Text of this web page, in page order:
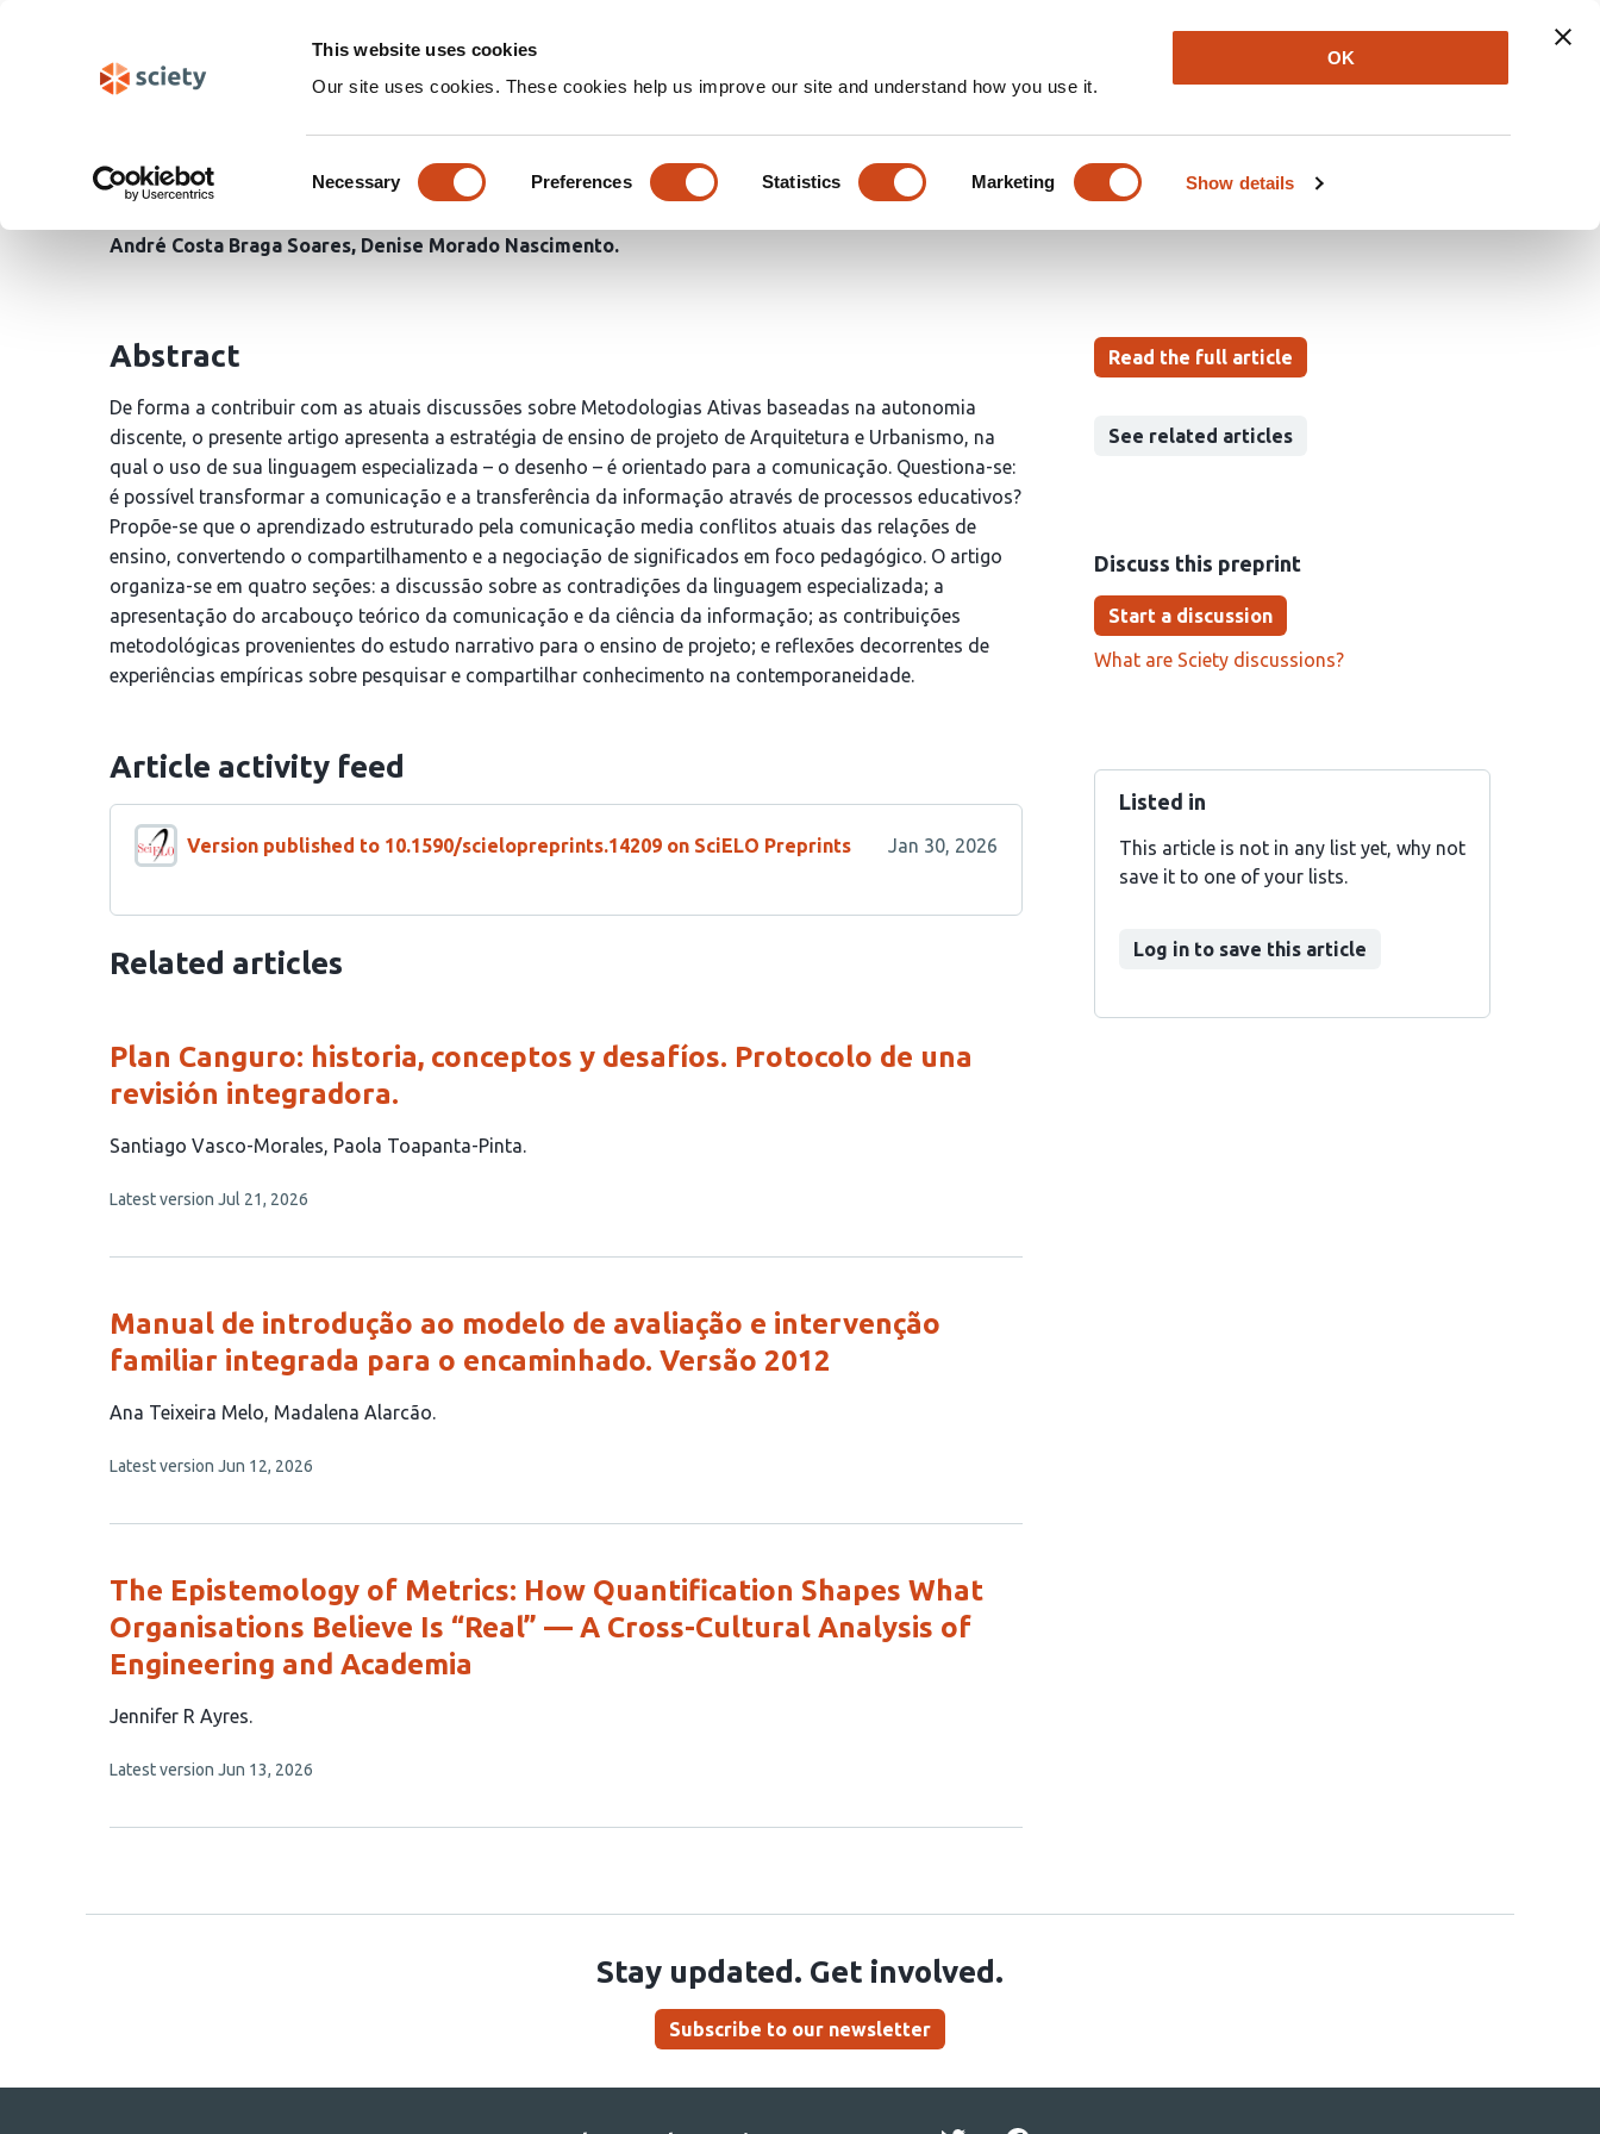
This website uses cookies
Our site uses cookies. These cookies help us improve our site and understand how you use it.
Selection
Necessary Preferences Statistics Marketing Show details
OK
Newsletter About Log In
<b>O desenho como comunicação: uma estratégia de ensino de
Arquitetura</b>
André Costa Braga Soares Denise Morado Nascimento
Read the full article
See related articles
Discuss this preprint
Start a discussion
What are Sciety discussions?
Listed in
This article is not in any list yet, why not
save it to one of your lists.
Log in to save this article
Abstract
De forma a contribuir com as atuais discussões sobre Metodologias Ativas baseadas na autonomia
discente, o presente artigo apresenta a estratégia de ensino de projeto de Arquitetura e Urbanismo, na
qual o uso de sua linguagem especializada – o desenho – é orientado para a comunicação. Questiona-se:
é possível transformar a comunicação e a transferência da informação através de processos educativos?
Propõe-se que o aprendizado estruturado pela comunicação media conflitos atuais das relações de
ensino, convertendo o compartilhamento e a negociação de significados em foco pedagógico. O artigo
organiza-se em quatro seções: a discussão sobre as contradições da linguagem especializada; a
apresentação do arcabouço teórico da comunicação e da ciência da informação; as contribuições
metodológicas provenientes do estudo narrativo para o ensino de projeto; e reflexões decorrentes de
experiências empíricas sobre pesquisar e compartilhar conhecimento na contemporaneidade.
Article activity feed
Version published to 10.1590/scielopreprints.14209 on SciELO Preprints Jan 30, 2026
Related articles
Plan Canguro: historia, conceptos y desafíos. Protocolo de una
revisión integradora.
This
has
authors:
Santiago Vasco-Morales Paola Toapanta-Pinta
This
no
Latest version Jul 21, 2026
Manual de introdução ao modelo de avaliação e intervenção
familiar integrada para o encaminhado. Versão 2012
This
has
authors:
Ana Teixeira Melo Madalena Alarcão
This
no
Latest version Jun 12, 2026
The Epistemology of Metrics: How Quantification Shapes What
Organisations Believe Is “Real” — A Cross-Cultural Analysis of
Engineering and Academia
This
has
author:
Jennifer R Ayres
This
no
Latest version Jun 13, 2026
Stay updated. Get involved.
Subscribe to our newsletter